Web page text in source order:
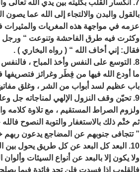
7. انكسار القلب بكليته بين يدي الله تعالى والتذلل له سبحانه والخشوع لعظمته
بالقول والبدن والالتجاء إلى الله عما
عزمه في مواجهة هذه المغريات
وكثرت فيه طرق الفاحشة وتنوعت “ ورجل
فقال: إني أخاف الله “ ( رواه البخاري ) .
8. التوسع على النفس وأخذ المباح ، فالنفس بطبيعتها مجبولة على
ما أودع الله فيها من فِطَر وغرائز
باب عظيم لسد أبواب من الشر ، وغلق
9. تحيّن وقف النزول الإلهي لمناجاته جل وعلى ودعائه بالثبات على هذا الدين
ولزوم الصراط المستقيم ، مع تلاوة كلامه
ثم ختْم ذلك بالاستغفار والتوبة النصوح
” تتجافى جنوبهم عن المضاجع يدعون ربهم
10. البعد كل البعد عن كل طريق يحول بين القلب وبين الله تعالى وذلك لا يتحقق
ولا يكون إلا بالبعد عن أنواع السيئات
فالقلوب إذا فسدت فلن تجد فائدة فيما